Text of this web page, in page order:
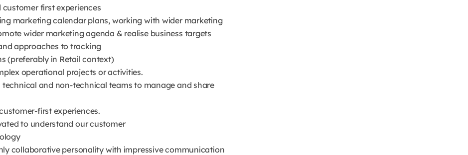
first experiences
marketing calendar plans, working with wider marketing
wider marketing agenda & realise business targets
approaches to tracking
(preferably in Retail context)
operational projects or activities.
and non-technical teams to manage and share
first experiences.
to understand our customer
collaborative personality with impressive communication